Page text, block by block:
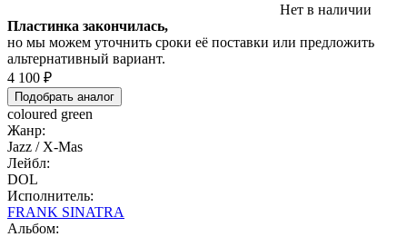
Нет в наличии
Пластинка закончилась,
но мы можем уточнить сроки её поставки или предложить
альтернативный вариант.
4 100 ₽
Подобрать аналог
coloured green
Жанр:
Jazz / X-Mas
Лейбл:
DOL
Исполнитель:
FRANK SINATRA
Альбом: